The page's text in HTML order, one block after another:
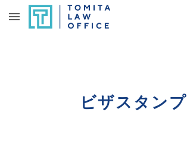
Skip to main content
ビザスタンプ